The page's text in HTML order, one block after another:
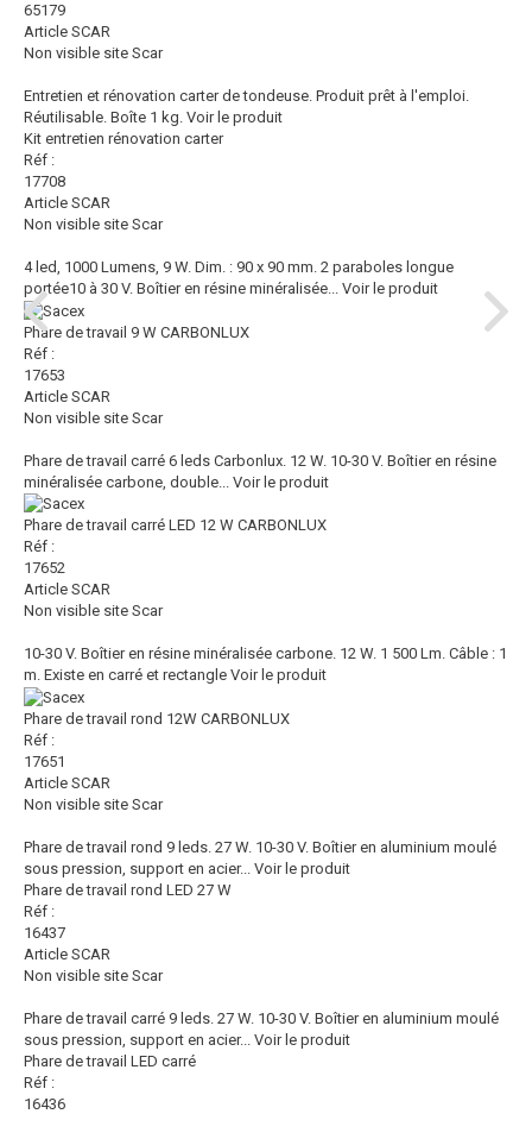
65179
Article SCAR
Non visible site Scar
Entretien et rénovation carter de tondeuse. Produit prêt à l'emploi.
Réutilisable. Boîte 1 kg. Voir le produit
Kit entretien rénovation carter
Réf :
17708
Article SCAR
Non visible site Scar
4 led, 1000 Lumens, 9 W. Dim. : 90 x 90 mm. 2 paraboles longue
portée10 à 30 V. Boîtier en résine minéralisée... Voir le produit
Phare de travail 9 W CARBONLUX
Réf :
17653
Article SCAR
Non visible site Scar
Phare de travail carré 6 leds Carbonlux. 12 W. 10-30 V. Boîtier en résine
minéralisée carbone, double...
Voir le produit
Phare de travail carré LED 12 W CARBONLUX
Réf :
17652
Article SCAR
Non visible site Scar
10-30 V. Boîtier en résine minéralisée carbone. 12 W. 1 500 Lm. Câble : 1
m. Existe en carré et rectangle Voir le produit
Phare de travail rond 12W CARBONLUX
Réf :
17651
Article SCAR
Non visible site Scar
Phare de travail rond 9 leds. 27 W. 10-30 V. Boîtier en aluminium moulé
sous pression, support en acier...
Voir le produit
Phare de travail rond LED 27 W
Réf :
16437
Article SCAR
Non visible site Scar
Phare de travail carré 9 leds. 27 W. 10-30 V. Boîtier en aluminium moulé
sous pression, support en acier...
Voir le produit
Phare de travail LED carré
Réf :
16436